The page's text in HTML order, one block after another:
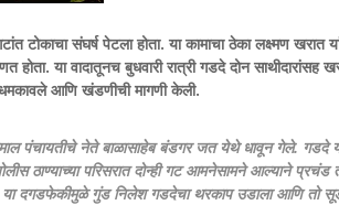
टोकाचा संघर्ष पेटला होता. या कामाचा ठेका लक्ष्मण
या वादातूनच बुधवारी रात्री गडदे दोन साथीदारांसह
आणि खंडणीची मागणी केली.
पंचायतीचे नेते बाळासाहेब बंडगर जत येथे धावून गेले. गडदे
ठाण्याच्या परिसरात दोन्ही गट आमनेसामने आल्याने प्रचंड
या दगडफेकीमुळे गुंड निलेश गडदेचा थरकाप उडाला आणि तो